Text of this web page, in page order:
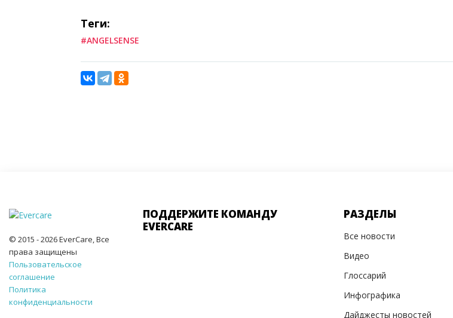
Теги:
#ANGELSENSE
© 2015 - 2026 EverCare, Все
права защищены
Пользовательское
соглашение
Политика
конфиденциальности
ПОДДЕРЖИТЕ КОМАНДУ
EVERCARE
РАЗДЕЛЫ
Все новости
Видео
Глоссарий
Инфографика
Дайджесты новостей